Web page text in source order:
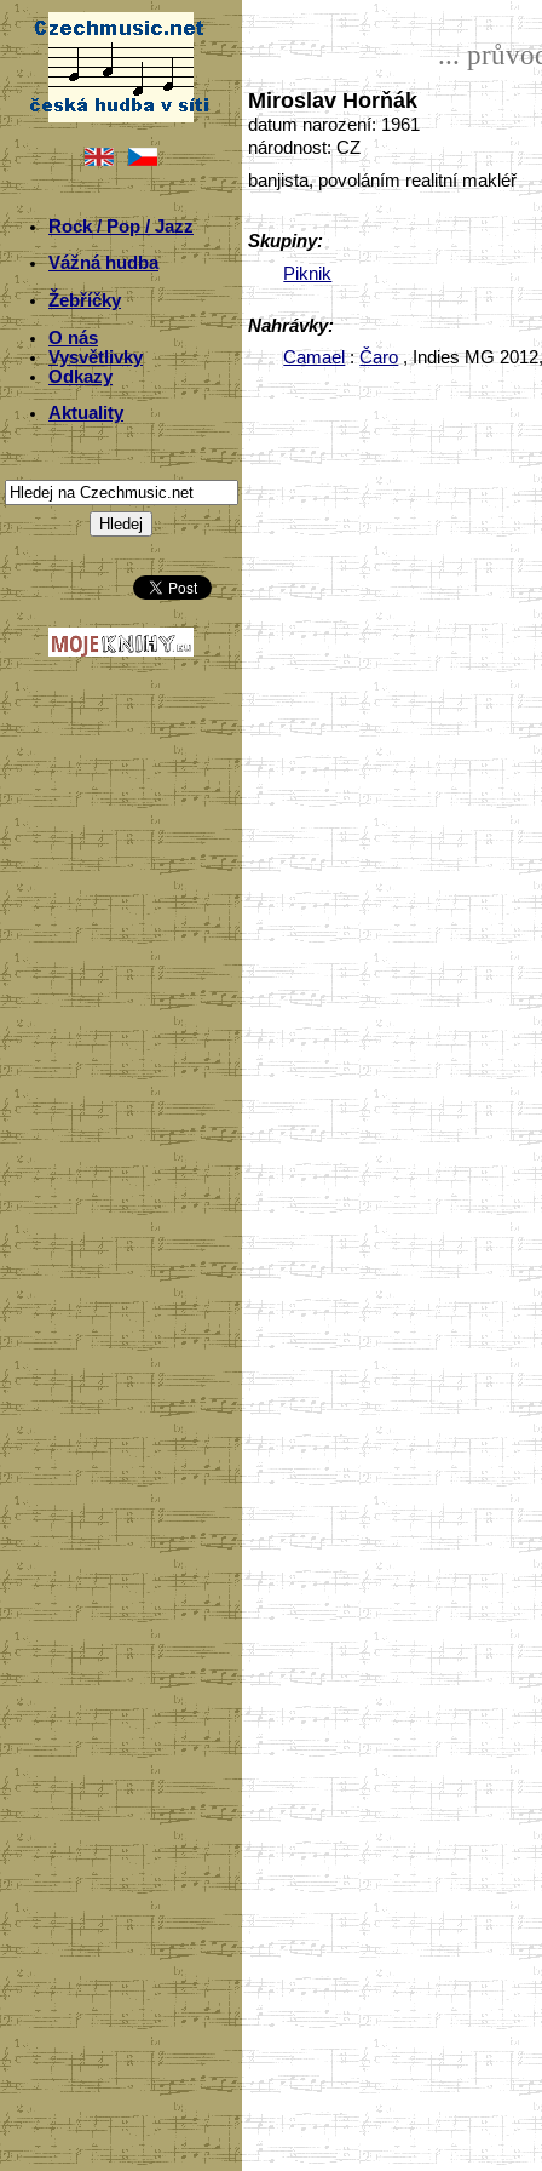
Rock / Pop / Jazz
Vážná hudba
Žebříčky
O nás
Vysvětlivky
Odkazy
Aktuality
...
Miroslav Horňák
datum narození: 1961
národnost: CZ
banjista, povoláním realitní makléř
Skupiny:
Piknik
Nahrávky:
Camael:Čaro, Indies MG